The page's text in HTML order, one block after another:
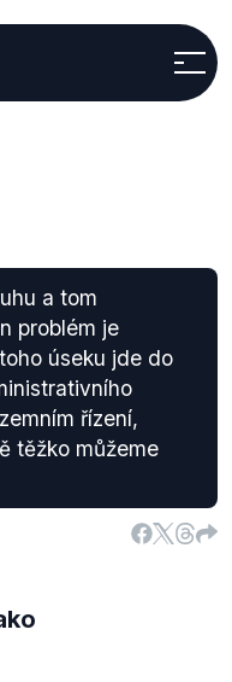
a tom
problém je
úseku jde do
řízení,
těžko můžeme